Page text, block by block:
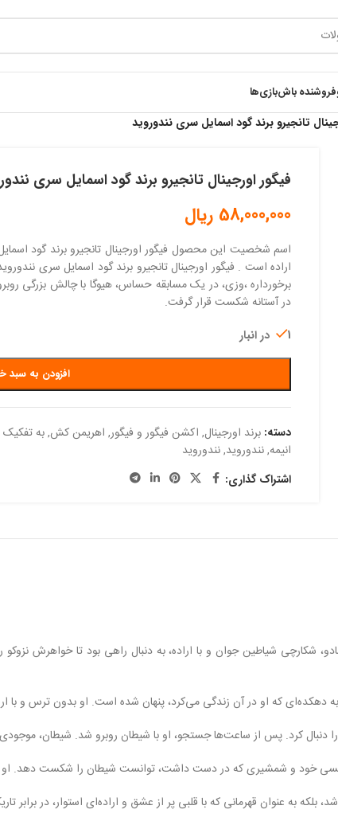
فروشنده باشبازی‌ها
تانجیرو برند گود اسمایل سری نندوروید
فیگور اورجینال تانجیرو برند گود اسمایل سری
58,000,000 ریال
اسم شخصیت این محصول فیگور اورجینال تانجیرو برند گود
اراده است . فیگور اورجینال تانجیرو برند گود اسمایل سری
برخورداره ،وزی، در یک مسابقه حساس، هیوگا با چالش بزرگی
در آستانه شکست قرار گرفت.
1 در انبار
افزودن به سبد
دسته: برند اورجینال, اکشن فیگور و فیگور, اهریمن کش,به
انیمه,نندوروید,نندوروید
اشتراک گذاری:
شکارچی شیاطین جوان و با اراده، به دنبال راهی بود تا خواهرش
دهکده‌ای که او در آن زندگی می‌کرد، پنهان شده است. او بدون ترس و با
دنبال کرد. پس از ساعت‌ها جستجو، او با شیطان روبرو شد. شیطان،
تنفسی خود و شمشیری که در دست داشت، توانست شیطان را شکست دهد.
به عنوان قهرمانی که با قلبی پر از عشق و اراده‌ای استوار، در برابر